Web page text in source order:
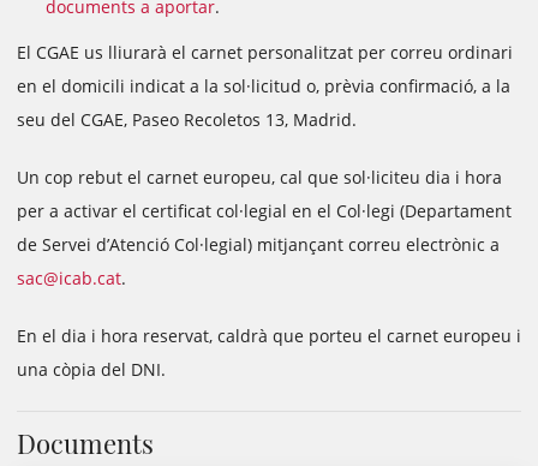
documents a aportar.
El CGAE us lliurarà el carnet personalitzat per correu ordinari
en el domicili indicat a la sol·licitud o, prèvia confirmació, a la
seu del CGAE, Paseo Recoletos 13, Madrid.
Un cop rebut el carnet europeu, cal que sol·liciteu dia i hora
per a activar el certificat col·legial en el Col·legi (Departament
de Servei d’Atenció Col·legial) mitjançant correu electrònic a
sac@icab.cat.
En el dia i hora reservat, caldrà que porteu el carnet europeu i
una còpia del DNI.
Documents